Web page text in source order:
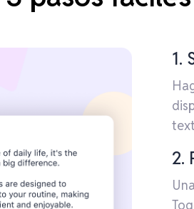
1.
2.